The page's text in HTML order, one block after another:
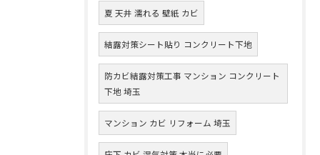
夏 天井 濡れる 壁紙 カビ
結露対策シート貼り コンクリート下地
防カビ結露対策工事 マンション コンクリート
下地 埼玉
マンション カビ リフォーム 埼玉